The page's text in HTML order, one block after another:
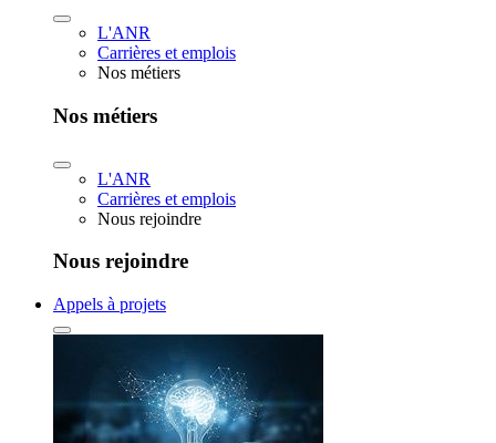
L'ANR
Carrières et emplois
Nos métiers
Nos métiers
L'ANR
Carrières et emplois
Nous rejoindre
Nous rejoindre
Appels à projets